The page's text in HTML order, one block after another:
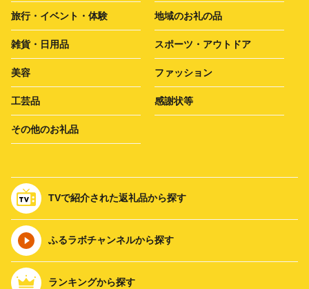
旅行・イベント・体験 地域のお礼の品
雑貨・日用品 スポーツ・アウトドア
美容 ファッション
工芸品 感謝状等
その他のお礼品
TVで紹介された返礼品から探す
ふるラボチャンネルから探す
ランキングから探す